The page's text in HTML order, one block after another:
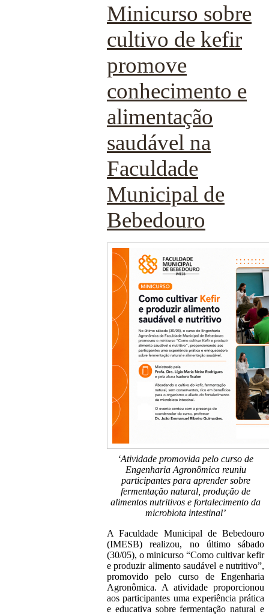
Minicurso sobre
cultivo de kefir
promove
conhecimento e
alimentação
saudável na
Faculdade
Municipal de
Bebedouro
‘Atividade promovida pelo curso de
Engenharia Agronômica reuniu
participantes para aprender sobre
fermentação natural, produção de
alimentos nutritivos e fortalecimento da
microbiota intestinal’
A Faculdade Municipal de Bebedouro
(IMESB) realizou, no último sábado
(30/05), o minicurso “Como cultivar kefir
e produzir alimento saudável e nutritivo”,
promovido pelo curso de Engenharia
Agronômica. A atividade proporcionou
aos participantes uma experiência prática
e educativa sobre fermentação natural e